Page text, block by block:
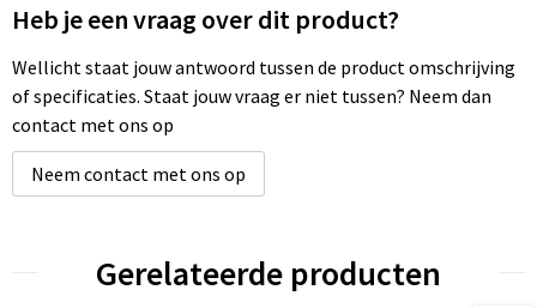
Heb je een vraag over dit product?
Wellicht staat jouw antwoord tussen de product omschrijving
of specificaties. Staat jouw vraag er niet tussen? Neem dan
contact met ons op
Neem contact met ons op
Gerelateerde producten